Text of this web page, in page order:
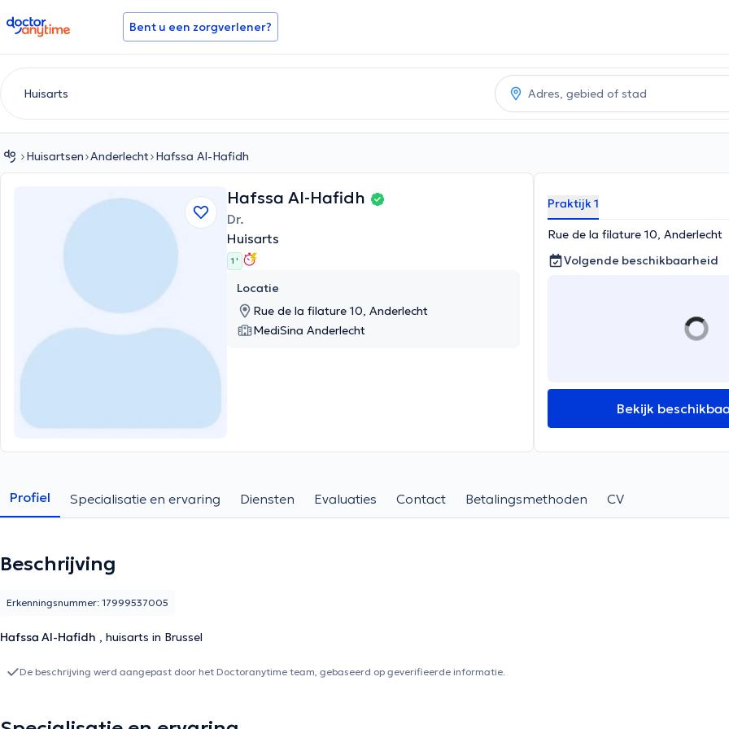
doctoranytime Bent u een zorgverlener?
Huisartsen Anderlecht Hafssa Al-Hafidh
Hafssa Al-Hafidh
Dr.
Huisarts
1 '
Locatie
Rue de la filature 10, Anderlecht
MediSina Anderlecht
Praktijk 1
Rue de la filature 10, Anderlecht
Volgende beschikbaarheid
Bekijk
Profiel Specialisatie en ervaring Diensten Evaluaties Contact Betalingsmethoden CV
Beschrijving
Hafssa Al-Hafidh , huisarts in Brussel
Erkenningsnummer: 17999537005
De beschrijving werd aangepast door het Doctoranytime team, gebaseerd op geverifieerde informatie.